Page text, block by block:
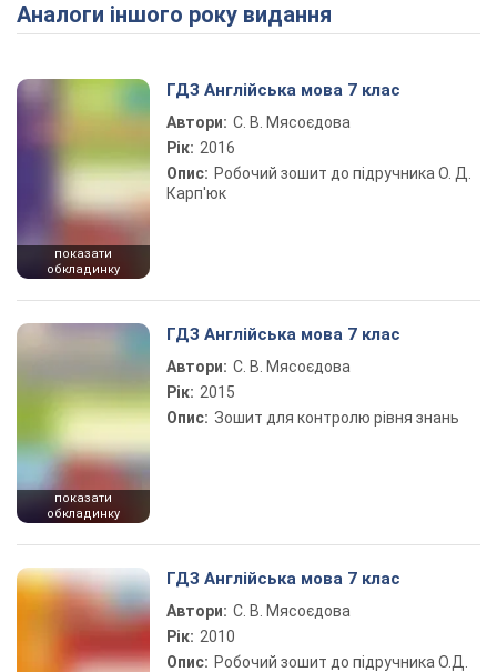
Play Video
Аналоги іншого року видання
показати
обкладинку
ГДЗ Англійська мова 7 клас
Автори: С. В. Мясоєдова
Рік: 2016
Опис: Робочий зошит до підручника О. Д.
Карп'юк
показати
обкладинку
ГДЗ Англійська мова 7 клас
Автори: С. В. Мясоєдова
Рік: 2015
Опис: Зошит для контролю рівня знань
ГДЗ Англійська мова 7 клас
Автори: С. В. Мясоєдова
Рік: 2010
Опис: Робочий зошит до підручника О.Д.